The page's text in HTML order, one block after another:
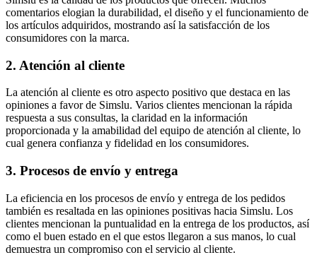
comentarios elogian la durabilidad, el diseño y el funcionamiento de
los artículos adquiridos, mostrando así la satisfacción de los
consumidores con la marca.
2. Atención al cliente
La atención al cliente es otro aspecto positivo que destaca en las
opiniones a favor de Simslu. Varios clientes mencionan la rápida
respuesta a sus consultas, la claridad en la información
proporcionada y la amabilidad del equipo de atención al cliente, lo
cual genera confianza y fidelidad en los consumidores.
3. Procesos de envío y entrega
La eficiencia en los procesos de envío y entrega de los pedidos
también es resaltada en las opiniones positivas hacia Simslu. Los
clientes mencionan la puntualidad en la entrega de los productos, así
como el buen estado en el que estos llegaron a sus manos, lo cual
demuestra un compromiso con el servicio al cliente.